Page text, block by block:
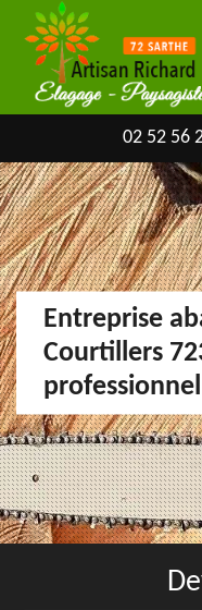
02 52 56
Entreprise
Courtillers
professionnel